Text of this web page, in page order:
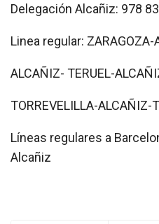
Delegación Alcañiz: 978
Linea regular: ZARAGOZA-
ALCAÑIZ- TERUEL-
TORREVELILLA-ALCAÑIZ-
Líneas regulares a
Alcañiz